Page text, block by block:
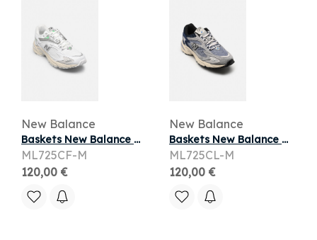
New Balance
Baskets New Balance ML725 M pour Homme
ML725CF-M
120,00 €
New Balance
Baskets New Balance ML725 M pour Homme
ML725CL-M
120,00 €